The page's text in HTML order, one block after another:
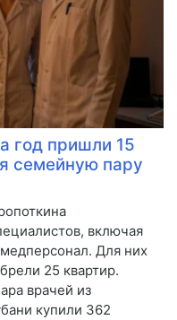
год пришли 15
семейную пару
включая
Для них
25 квартир.
врачей из
купили 362